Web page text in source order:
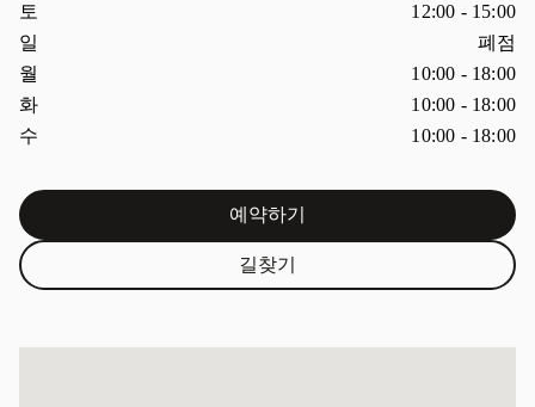
토
12:00 - 15:00
일
폐점
월
10:00 - 18:00
화
10:00 - 18:00
수
10:00 - 18:00
예약하기Link Opens in New Tab
길찾기Link Opens in New Tab